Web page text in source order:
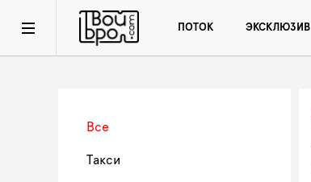
ПОТОК ЭКСКЛЮЗИВ
Все
Такси